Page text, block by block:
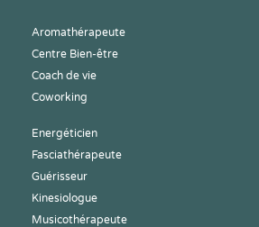
Aromathérapeute
Centre Bien-être
Coach de vie
Coworking
Energéticien
Fasciathérapeute
Guérisseur
Kinesiologue
Musicothérapeute